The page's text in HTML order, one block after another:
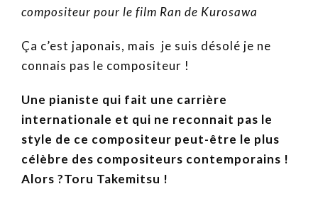
compositeur pour le film Ran de Kurosawa
Ça c’est japonais, mais je suis désolé je ne
connais pas le compositeur !
Une pianiste qui fait une carrière
internationale et qui ne reconnait pas le
style de ce compositeur peut-être le plus
célèbre des compositeurs contemporains !
Alors ?Toru Takemitsu !